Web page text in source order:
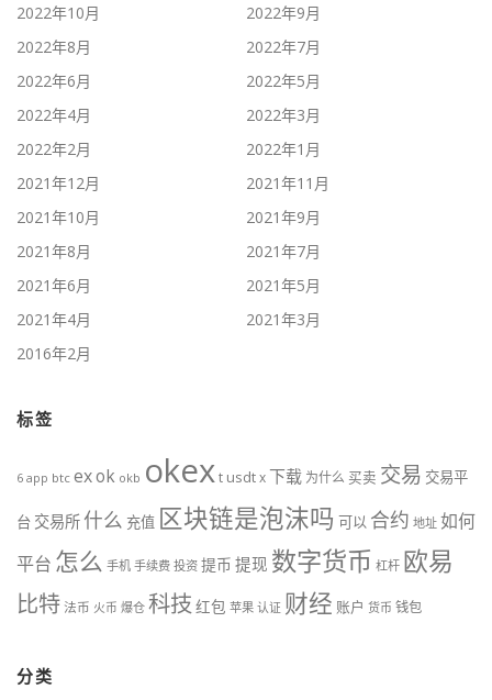
2022年10月
2022年9月
2022年8月
2022年7月
2022年6月
2022年5月
2022年4月
2022年3月
2022年2月
2022年1月
2021年12月
2021年11月
2021年10月
2021年9月
2021年8月
2021年7月
2021年6月
2021年5月
2021年4月
2021年3月
2016年2月
标签
6 app btc exok okb okext usdtx下载 为什么 买卖 交易 交易平
台 交易所 什么 充值 区块链是泡沫吗 可以 合约 地址 如何
平台 怎么 手机 手续费 投资 提币 提现 数字货币 杠杆 欧易
比特法币 火币 爆仓 科技 红包 苹果 认证 财经 账户 货币 钱包
分类